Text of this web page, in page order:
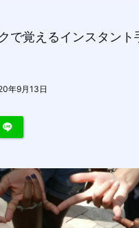
で覚えるインスタント
年9月13日